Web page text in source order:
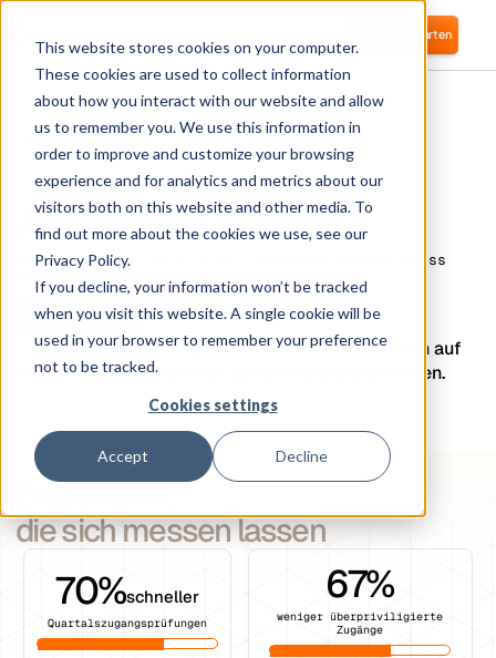
This website stores cookies on your computer.
These cookies are used to collect information
about how you interact with our website and allow
us to remember you. We use this information in
order to improve and customize your browsing
experience and for analytics and metrics about our
visitors both on this website and other media. To
find out more about the cookies we use, see our
Privacy Policy.
If you decline, your information won’t be tracked
when you visit this website. A single cookie will be
used in your browser to remember your preference
not to be tracked.
Cookies settings
Accept Decline
Kostenlos starten
ZUGANGSPRÜFUNGEN
Automatisierte
Access Reviews
Corma automatisiert Ihren Zugriffsprüfungsprozess
und macht Access Reviews zum Kinderspiel.
Kostenlos anfangen Demo buchen
Ergebnisse,
die sich messen lassen
70%schneller
Quartalszugangsprüfungen
67%
weniger überpriviligierte
Zugänge